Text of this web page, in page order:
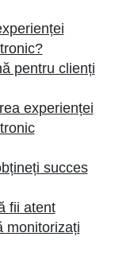
pentru clienți
experienței
succes
fii atent
monitorizați